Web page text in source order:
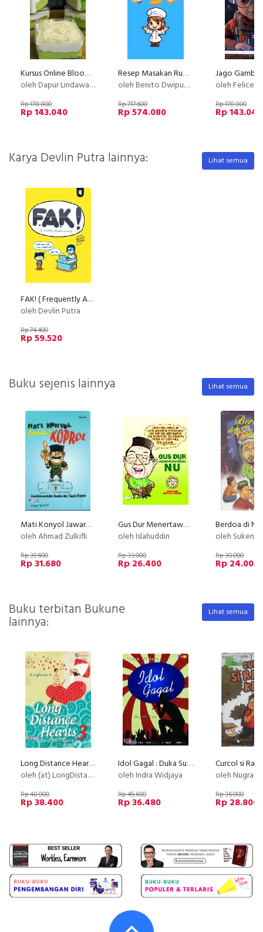
Kursus Online Blooming Pandan Cheezy Deesert Box Dapur Lindawaty PU
oleh Dapur Lindawaty
Rp 178.800
Rp 143.040
Resep Masakan Rumahan Anti Gagal Layak Jualan
oleh Benito Dwiputra
Rp 717.600
Rp 574.080
oleh Felice
Rp 178.800
Rp 143.040
Karya Devlin Putra lainnya: Lihat semua
FAK! ( Frequently Asked Kuestions )
oleh Devlin Putra
Rp 74.400
Rp 59.520
Buku sejenis lainnya Lihat semua
Mati Konyol Jawara Koprol: Anekdot-anekdot Jenaka dari Tanah Banten
oleh Ahmad Zulkifli
Rp 39.600
Rp 31.680
Gus Dur Menertawakan NU (edisi spesial)
oleh Islahuddin
Rp 33.000
Rp 26.400
Berdoa di
oleh
Rp 30.000
Rp 24.000
Buku terbitan Bukune
lainnya:
Lihat semua
Long Distance Hearts 3
oleh (at) LongDistance_R
Rp 48.000
Rp 38.400
Idol Gagal : Duka Suka 'mahasisa pinggir tebing'
oleh Indra Widjaya
Rp 45.600
Rp 36.480
oleh Nugraha
Rp 36.000
Rp 28.800